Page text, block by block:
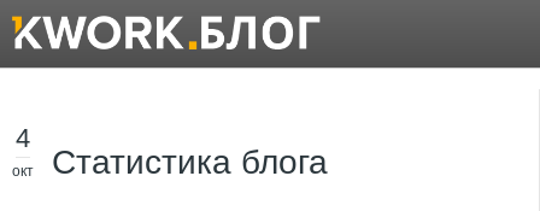
4
окт Статистика блога